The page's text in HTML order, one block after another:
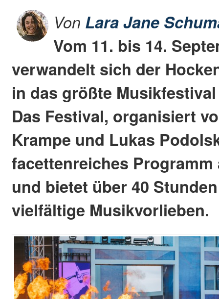
Von Lara Jane
Vom 11. bis 14.
verwandelt sich der
in das größte
Das Festival, organisiert
Krampe und Lukas
facettenreiches
und bietet über 40
vielfältige Musikvorlieben.